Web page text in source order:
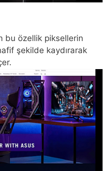
bu özellik piksellerin
şekilde kaydırarak